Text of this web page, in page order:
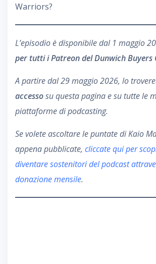
Warriors?
L’episodio è disponibile dal 1 maggio
per tutti i Patreon del Dunwich Buyers
A partire dal 29 maggio 2026, lo
accessosu questa pagina e su tutte le
piattaforme di podcasting.
Se volete ascoltare le puntate di Kaio
appena pubblicate, cliccate qui per
diventare sostenitori del podcast
donazione mensile.